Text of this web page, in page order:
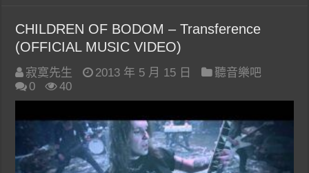
CHILDREN OF BODOM – Transference
(OFFICIAL MUSIC VIDEO)
寂寞先生 2013 年 5 月 15 日
聽音樂吧
0
40